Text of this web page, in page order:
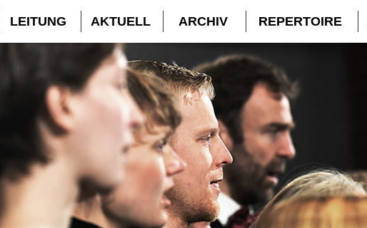
LEITUNG AKTUELL ARCHIV REPERTOIRE